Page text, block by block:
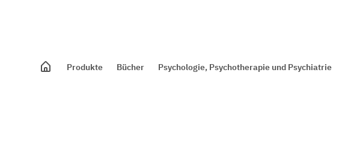
Produkte Bücher Psychologie, Psychotherapie und Psychiatrie